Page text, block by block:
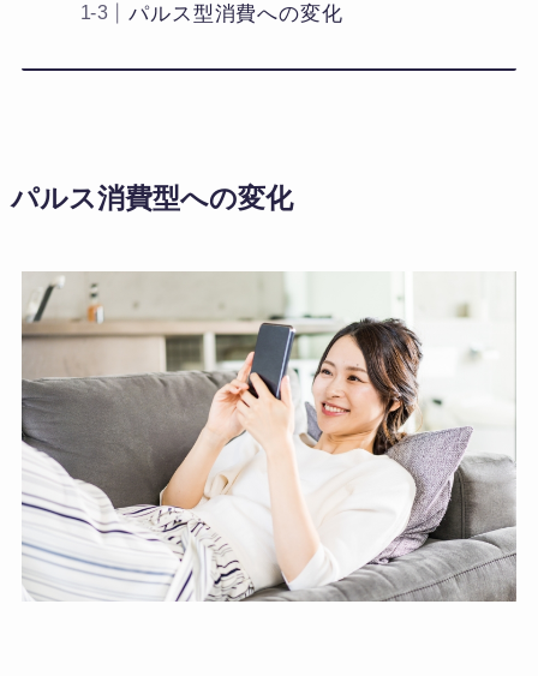
パルス型消費への変化
パルス消費型への変化